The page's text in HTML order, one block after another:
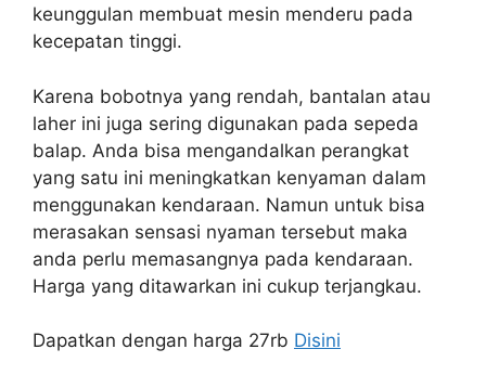
keunggulan membuat mesin menderu pada
kecepatan tinggi.
Karena bobotnya yang rendah, bantalan atau
laher ini juga sering digunakan pada sepeda
balap. Anda bisa mengandalkan perangkat
yang satu ini meningkatkan kenyaman dalam
menggunakan kendaraan. Namun untuk bisa
merasakan sensasi nyaman tersebut maka
anda perlu memasangnya pada kendaraan.
Harga yang ditawarkan ini cukup terjangkau.
Dapatkan dengan harga 27rb Disini